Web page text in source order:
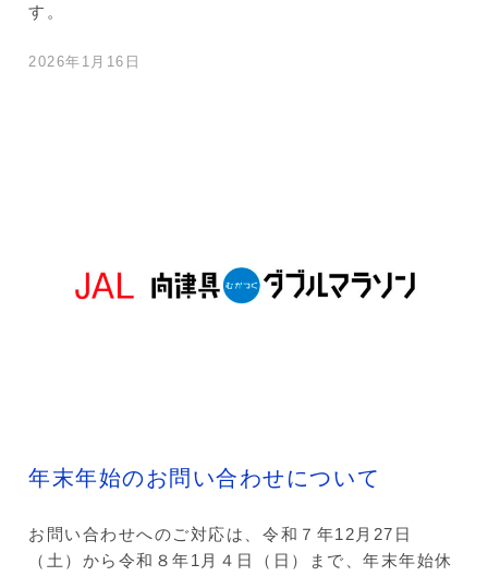
す。
2026年1月16日
年末年始のお問い合わせについて
お問い合わせへのご対応は、令和７年12月27日
（土）から令和８年1月４日（日）まで、年末年始休